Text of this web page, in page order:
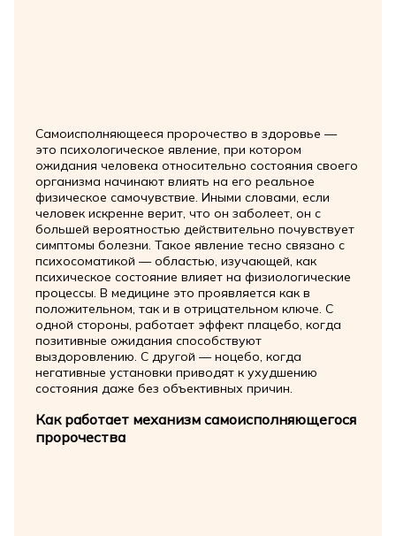
Самоисполняющееся пророчество в здоровье —
это психологическое явление, при котором
ожидания человека относительно состояния своего
организма начинают влиять на его реальное
физическое самочувствие. Иными словами, если
человек искренне верит, что он заболеет, он с
большей вероятностью действительно почувствует
симптомы болезни. Такое явление тесно связано с
психосоматикой — областью, изучающей, как
психическое состояние влияет на физиологические
процессы. В медицине это проявляется как в
положительном, так и в отрицательном ключе. С
одной стороны, работает эффект плацебо, когда
позитивные ожидания способствуют
выздоровлению. С другой — ноцебо, когда
негативные установки приводят к ухудшению
состояния даже без объективных причин.
Как работает механизм самоисполняющегося
пророчества